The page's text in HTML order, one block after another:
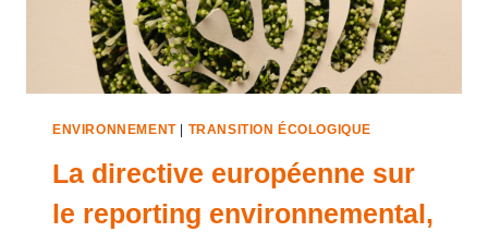
ENVIRONNEMENT| TRANSITION ÉCOLOGIQUE
La directive européenne sur
le reporting environnemental,